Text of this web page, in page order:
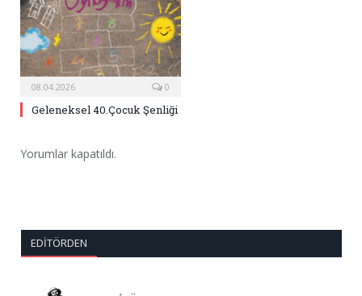
08.04.2026 0
Geleneksel 40.Çocuk Şenliği
Yorumlar kapatıldı.
EDITÖRDEN